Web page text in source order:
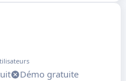
Démo gratuite